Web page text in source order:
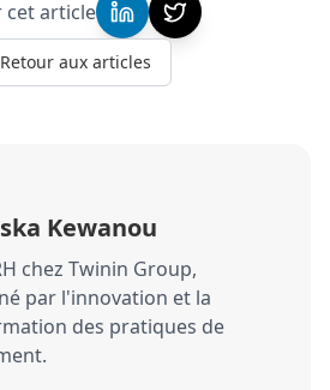
cet article
Retour aux articles
Kewanou
chez Twinin Group,
par l'innovation et la
des pratiques de